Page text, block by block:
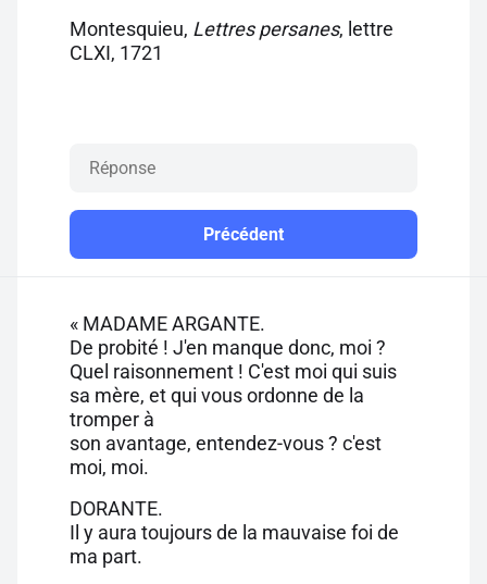
Montesquieu, Lettres persanes, lettre
CLXI, 1721
Précédent
« MADAME ARGANTE.
De probité ! J'en manque donc, moi ?
Quel raisonnement ! C'est moi qui suis
sa mère, et qui vous ordonne de la
tromper à
son avantage, entendez-vous ? c'est
moi, moi.
DORANTE.
Il y aura toujours de la mauvaise foi de
ma part.